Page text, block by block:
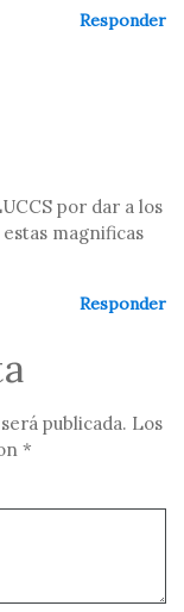
Responder
por dar a los
magnificas
Responder
publicada. Los
*